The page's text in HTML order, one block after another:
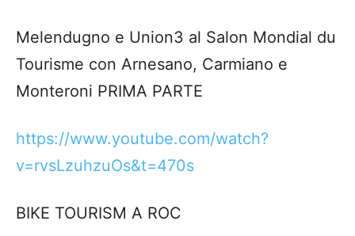
Melendugno e Union3 al Salon Mondial du
Tourisme con Arnesano, Carmiano e
Monteroni PRIMA PARTE
https://www.youtube.com/watch?
v=rvsLzuhzuOs&t=470s
BIKE TOURISM A ROC